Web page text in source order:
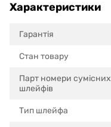
Характеристики
Гарантія
Стан товару
Парт номери сумісних
шлейфів
Тип шлейфа